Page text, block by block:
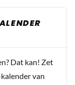
Dat kan! Zet
van